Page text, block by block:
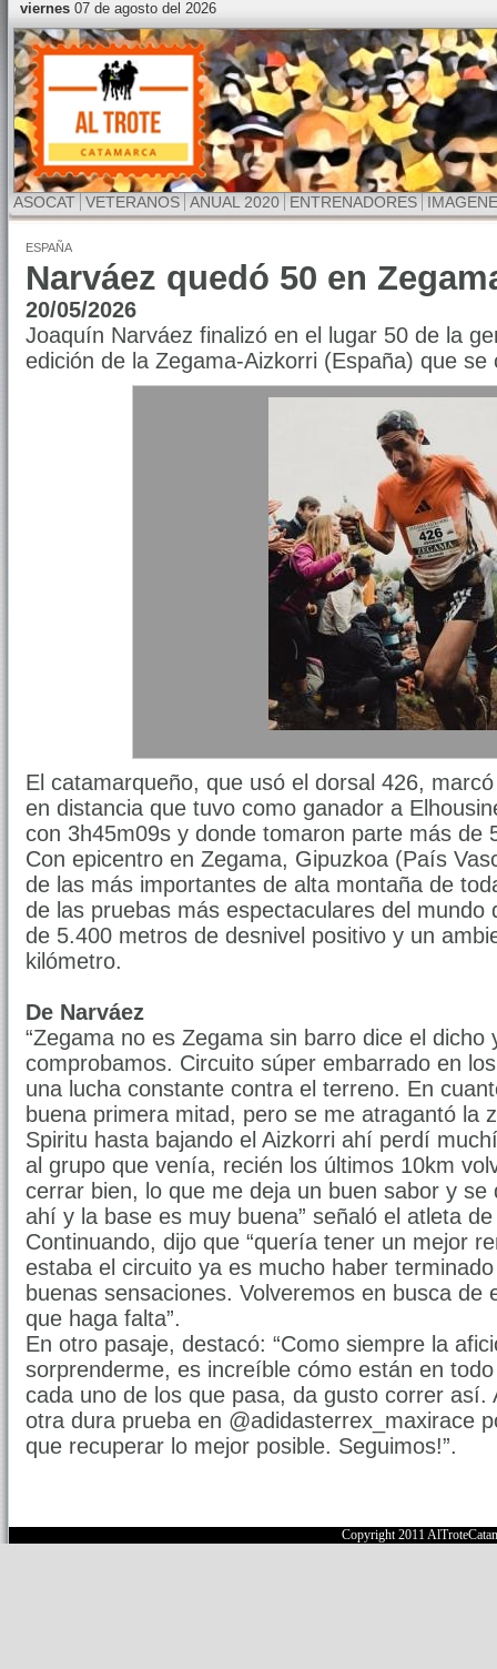
viernes07 de agosto del 2026
ASOCAT VETERANOS ANUAL 2020 ENTRENADORES
ESPAÑA
Narváez quedó 50 en
20/05/2026
Joaquín Narváez finalizó en el lugar 50 de la
edición de la Zegama-Aizkorri (España) que
El catamarqueño, que usó el dorsal 426,
en distancia que tuvo como ganador a
con 3h45m09s y donde tomaron parte más de
Con epicentro en Zegama, Gipuzkoa (País
de las más importantes de alta montaña de
de las pruebas más espectaculares del mundo
de 5.400 metros de desnivel positivo y un
kilómetro.
De Narváez
“Zegama no es Zegama sin barro dice el dicho
comprobamos. Circuito súper embarrado en
una lucha constante contra el terreno. En
buena primera mitad, pero se me atragantó la
Spiritu hasta bajando el Aizkorri ahí perdí
al grupo que venía, recién los últimos 10km
cerrar bien, lo que me deja un buen sabor y se
ahí y la base es muy buena” señaló el atleta
Continuando, dijo que “quería tener un mejor
estaba el circuito ya es mucho haber
buenas sensaciones. Volveremos en busca de
que haga falta”.
En otro pasaje, destacó: “Como siempre la
sorprenderme, es increíble cómo están en
cada uno de los que pasa, da gusto correr así.
otra dura prueba en @adidasterrex_maxirace
que recuperar lo mejor posible. Seguimos!”.
Copyright 2011